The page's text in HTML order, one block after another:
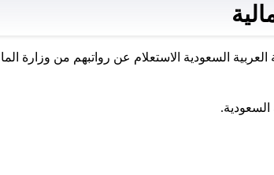
السعودية الاستعلام عن رواتبهم من وزارة
السعودية.